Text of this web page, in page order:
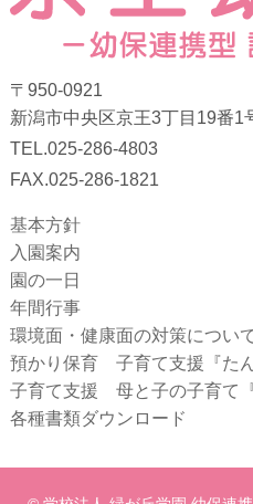
〒950-0921
新潟市中央区京王3丁目19番1
TEL.025-286-4803
FAX.025-286-1821
基本方針
入園案内
園の一日
年間行事
環境面・健康面の対策につい
預かり保育 子育て支援『たん
子育て支援 母と子の子育て『
各種書類ダウンロード